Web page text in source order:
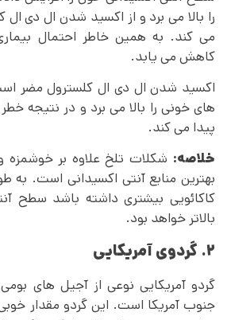
را بالا می برد و از اکسید شدن ال دی
می کند. به همین خاطر احتمال
کاهش می یابد.
اکسید شدن ال دی ال کلسترول مضر
های خونی را بالا می‌ برد و در نتیجه
پیدا می کند.
خلاصه: شکلات تلخ علاوه بر خوشمزه
بهترین منابع آنتی اکسیدانی است.
کاکائویی بیشتری داشته باشد سطح
بالاتر خواهد بود.
۲. گردوی آمریکایی
گردو آمریکایی نوعی از آجیل های
جنوب آمریکا است. این گردو مقدار